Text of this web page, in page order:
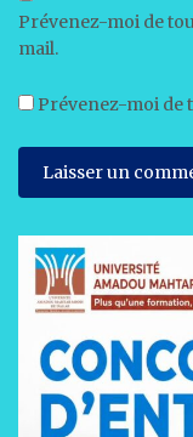
Prévenez-moi de
mail.
Prévenez-moi de